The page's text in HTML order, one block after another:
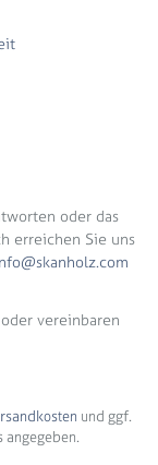
oder das
erreichen Sie uns
vereinbaren
und ggf.
angegeben.